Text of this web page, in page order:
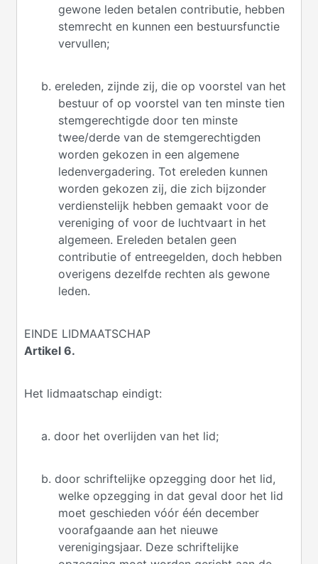
gewone leden betalen contributie, hebben
stemrecht en kunnen een bestuursfunctie
vervullen;
b. ereleden, zijnde zij, die op voorstel van het
bestuur of op voorstel van ten minste tien
stemgerechtigde door ten minste
twee/derde van de stemgerechtigden
worden gekozen in een algemene
ledenvergadering. Tot ereleden kunnen
worden gekozen zij, die zich bijzonder
verdienstelijk hebben gemaakt voor de
vereniging of voor de luchtvaart in het
algemeen. Ereleden betalen geen
contributie of entreegelden, doch hebben
overigens dezelfde rechten als gewone
leden.
EINDE LIDMAATSCHAP
Artikel 6.
Het lidmaatschap eindigt:
a. door het overlijden van het lid;
b. door schriftelijke opzegging door het lid,
welke opzegging in dat geval door het lid
moet geschieden vóór één december
voorafgaande aan het nieuwe
verenigingsjaar. Deze schriftelijke